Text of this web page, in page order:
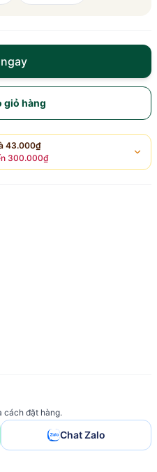
giỏ hàng
43.000₫
300.000₫
cách đặt hàng.
Chat Zalo